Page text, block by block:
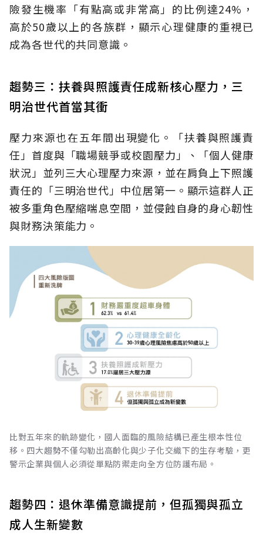
險發生機率「有點高或非常高」的比例達24%，
高於50歲以上的各族群，顯示心理健康的重視已
成為各世代的共同意識。
趨勢三：扶養與照護責任成新核心壓力，三
明治世代首當其衝
壓力來源也在五年間出現變化。「扶養與照護責
任」首度與「職場競爭或校園壓力」、「個人健康
狀況」並列三大心理壓力來源，並在肩負上下照護
責任的「三明治世代」中位居第一。顯示這群人正
被多重角色壓縮喘息空間，並侵蝕自身的身心韌性
與財務決策能力。
比對五年來的軌跡變化，國人面臨的風險結構已產生根本性位
移。四大趨勢不僅勾勒出高齡化與少子化交織下的生存考驗，更
警示企業與個人必須從單點防禦走向全方位防護布局。
趨勢四：退休準備意識提前，但孤獨與孤立
成人生新變數